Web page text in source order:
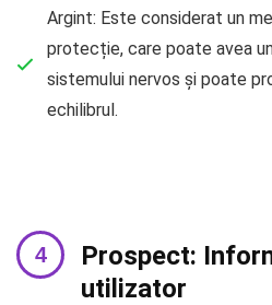
Argint: Este considerat un
protecție, care poate avea
sistemului nervos și poate
echilibrul.
Prospect:
utilizator